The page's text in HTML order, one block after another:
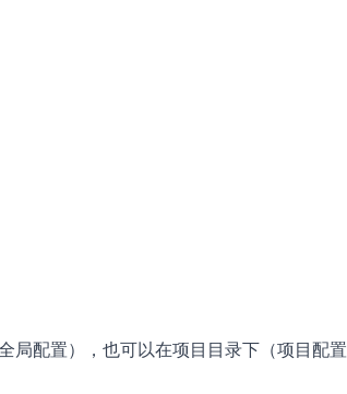
配置），也可以在项目目录下（项目配